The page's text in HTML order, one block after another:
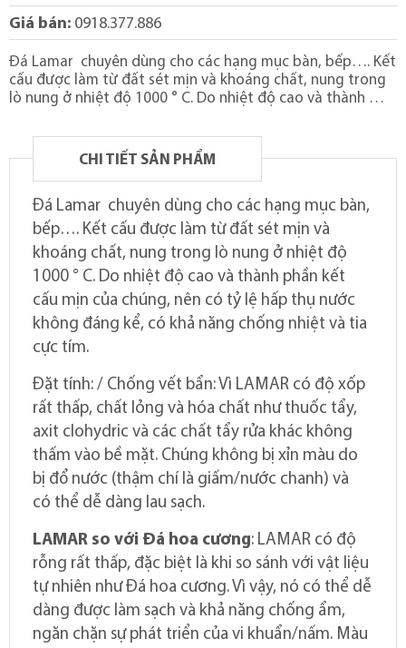
Giá bán: 0918.377.886
Đá Lamar chuyên dùng cho các hạng mục bàn, bếp…. Kết
cấu được làm từ đất sét mịn và khoáng chất, nung trong
lò nung ở nhiệt độ 1000 ° C. Do nhiệt độ cao và thành …
CHI TIẾT SẢN PHẨM
Đá Lamar chuyên dùng cho các hạng mục bàn,
bếp…. Kết cấu được làm từ đất sét mịn và
khoáng chất, nung trong lò nung ở nhiệt độ
1000 ° C. Do nhiệt độ cao và thành phần kết
cấu mịn của chúng, nên có tỷ lệ hấp thụ nước
không đáng kể, có khả năng chống nhiệt và tia
cực tím.
Đặt tính: / Chống vết bẩn:Vì LAMAR có độ xốp
rất thấp, chất lỏng và hóa chất như thuốc tẩy,
axit clohydric và các chất tẩy rửa khác không
thấm vào bề mặt. Chúng không bị xỉn màu do
bị đổ nước (thậm chí là giấm/nước chanh) và
có thể dễ dàng lau sạch.
LAMAR so với Đá hoa cương: LAMAR có độ
rỗng rất thấp, đặc biệt là khi so sánh với vật liệu
tự nhiên nhưĐá hoa cương.Vì vậy, nó có thể dễ
dàng được làm sạch và khả năng chống ẩm,
ngăn chặn sự phát triển của vi khuẩn/nấm. Màu